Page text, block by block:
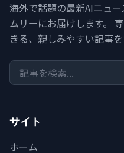
海外で話題の最新AIニュ
ムリーにお届けします。
きる、親しみやすい記事を
サイト
ホーム